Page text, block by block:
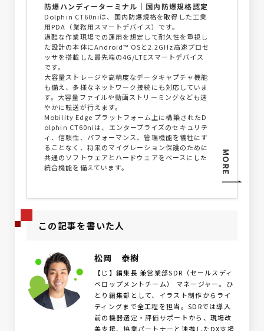
防爆ハンディーターミナル｜国内防爆規格認定
Dolphin CT60niは、国内防爆規格を取得した工業
用PDA（業務用スマートデバイス）です。
過酷な作業現場での運用を想定して耐久性を重視し
た設計の本体にAndroid™ OSと2.2GHz高速プロセ
ッサを搭載した最先端の4G/LTEスマートデバイス
です。
大容量ストレージや高精度なデータキャプチャ機能
も備え、多様なネットワーク接続にも対応していま
す。大容量ファイルや動画ストリーミングなども速
やかに転送が行えます。
Mobility Edge プラットフォーム上に構築されたD
olphin CT60niは、エンタープライズのセキュリテ
ィ、信頼性、パフォーマンス、管理機能を犠牲にす
ることなく、将来のマイグレーション保護のために
共通のソフトウェアとハードウェアをベースにした
統合機能を備えています。
MORE
この記事を書いた人
松岡 泰樹
【じ】編集長 兼営業部SDR（セールスディ
ベロップメントチーム） マネージャー。ひ
とり編集部として、イラスト制作からライ
ティングまで全工程を担当。SDRでは導入
前の機器選定・評価サポートから、現場改
善支援、協業パートナーと連携したDX支援